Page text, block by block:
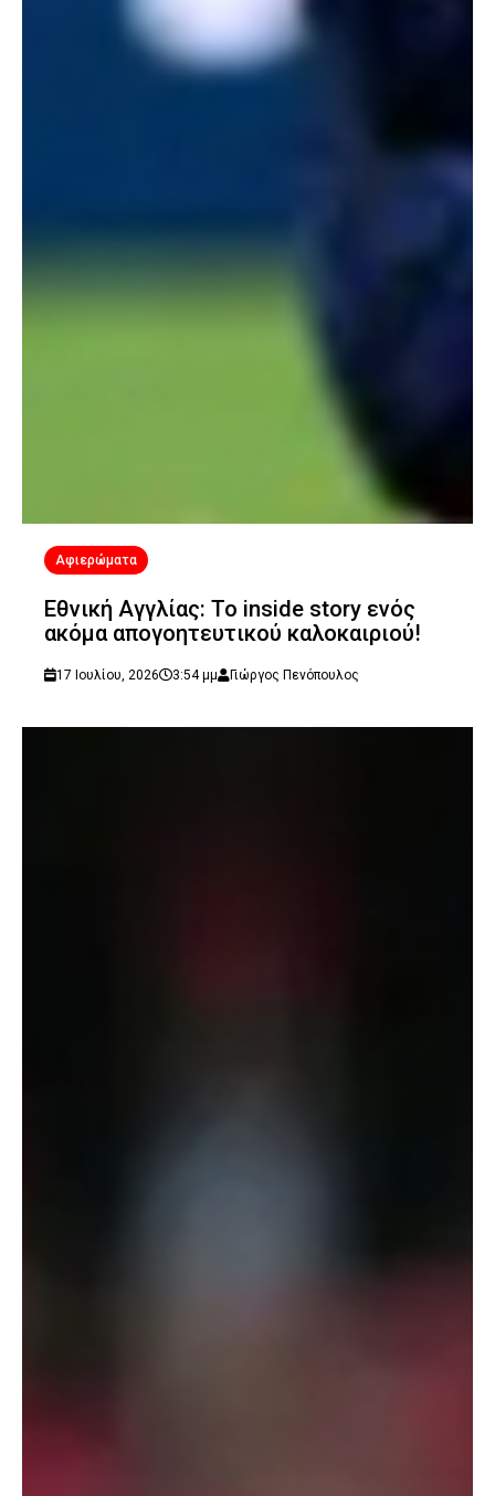
Αφιερώματα
Εθνική Αγγλίας: Το inside story ενός
ακόμα απογοητευτικού καλοκαιριού!
17 Ιουλίου, 2026 3:54 μμ Γιώργος Πενόπουλος